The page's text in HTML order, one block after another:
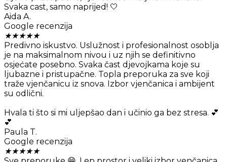
Svaka cast, samo naprijed! 🤍
Aida A.
Google recenzija
★★★★★
Predivno iskustvo. Uslužnost i profesionalnost osoblja
je na maksimalnom nivou i uz njih se definitivno
osjećate posebno. Svaka čast djevojkama koje su
ljubazne i pristupačne. Topla preporuka za sve koji
traže vjenčanicu iz snova. Izbor vjenčanica i ambijent
su odlični.
Hvala ti što si mi uljepšao dan i učinio ga bez stresa. 💕
💕
Paula T.
Google recenzija
★★★★★